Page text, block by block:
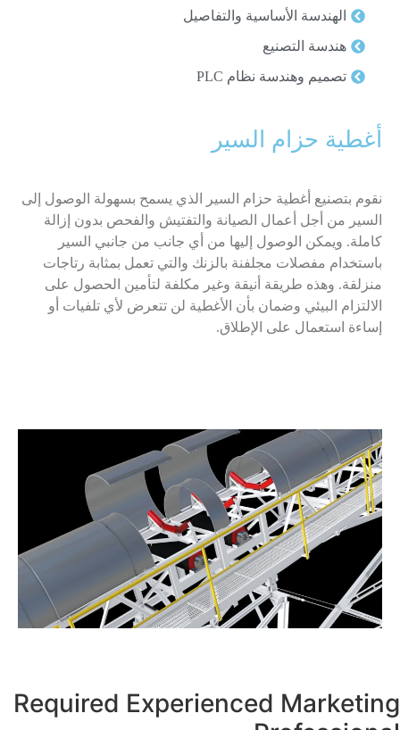
الهندسة الأساسية والتفاصيل
هندسة التصنيع
تصميم وهندسة نظام PLC
أغطية حزام السير
نقوم بتصنيع أغطية حزام السير الذي يسمح بسهولة الوصول إلى
السير من أجل أعمال الصيانة والتفتيش والفحص بدون إزالة
كاملة. ويمكن الوصول إليها من أي جانب من جانبي السير
باستخدام مفصلات مجلفنة بالزنك والتي تعمل بمثابة رتاجات
منزلقة. وهذه طريقة أنيقة وغير مكلفة لتأمين الحصول على
الالتزام البيئي وضمان بأن الأغطية لن تتعرض لأي تلفيات أو
إساءة استعمال على الإطلاق.
Required Experienced Marketing